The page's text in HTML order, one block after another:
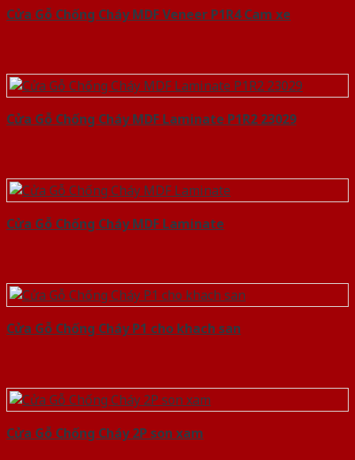
Cửa Gỗ Chống Cháy MDF Veneer P1R4 Cam xe
Cửa Gỗ Chống Cháy MDF Laminate P1R2 23029
Cửa Gỗ Chống Cháy MDF Laminate
Cửa Gỗ Chống Cháy P1 cho khach san
Cửa Gỗ Chống Cháy 2P son xam